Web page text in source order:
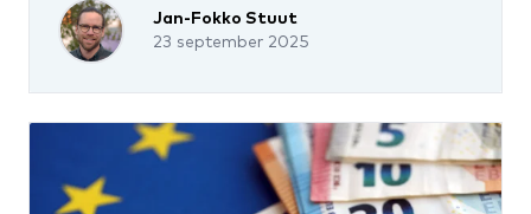
Jan-Fokko Stuut
23 september 2025